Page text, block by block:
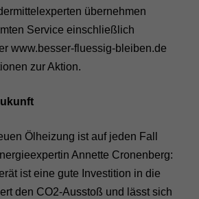
übernehmen
Service einschließlich
www.besser-fluessig-bleiben.de
zur Aktion.
Ölheizung ist auf jeden Fall
Annette Cronenberg:
ist eine gute Investition in die
den CO2-Ausstoß und lässt sich